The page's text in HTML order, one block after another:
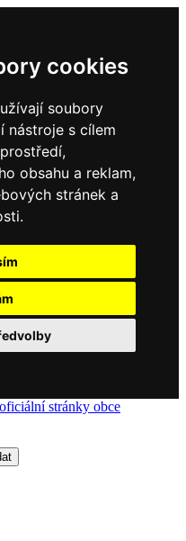
cookies
soubory
nástroje s cílem
obsahu a reklam,
stránek a
oficiální stránky obce